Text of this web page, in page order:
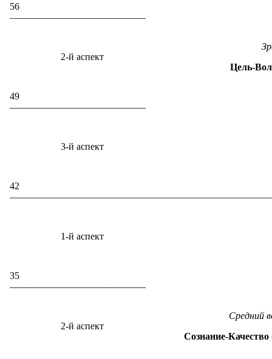
Цель-
56
——————————————
2-й аспект
49
——————————————
3-й аспект
42
1-й аспект
Средний
Сознание-
35
——————————————
2-й аспект